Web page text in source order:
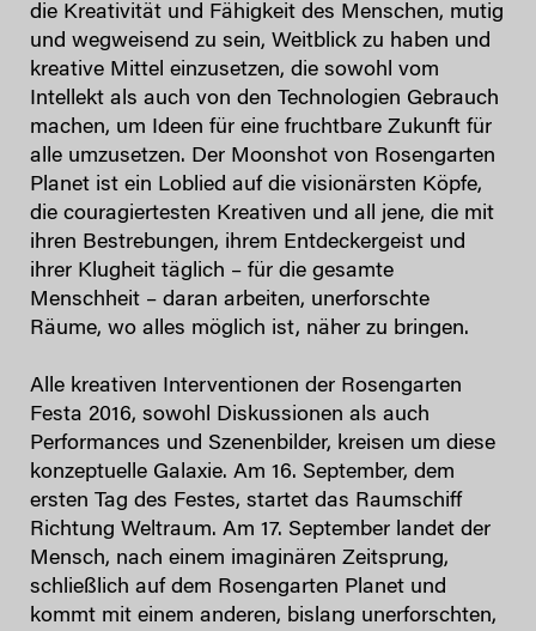
die Kreativität und Fähigkeit des Menschen, mutig
und wegweisend zu sein, Weitblick zu haben und
kreative Mittel einzusetzen, die sowohl vom
Intellekt als auch von den Technologien Gebrauch
machen, um Ideen für eine fruchtbare Zukunft für
alle umzusetzen. Der Moonshot von Rosengarten
Planet ist ein Loblied auf die visionärsten Köpfe,
die couragiertesten Kreativen und all jene, die mit
ihren Bestrebungen, ihrem Entdeckergeist und
ihrer Klugheit täglich – für die gesamte
Menschheit – daran arbeiten, unerforschte
Räume, wo alles möglich ist, näher zu bringen.
Alle kreativen Interventionen der Rosengarten
Festa 2016, sowohl Diskussionen als auch
Performances und Szenenbilder, kreisen um diese
konzeptuelle Galaxie. Am 16. September, dem
ersten Tag des Festes, startet das Raumschiff
Richtung Weltraum. Am 17. September landet der
Mensch, nach einem imaginären Zeitsprung,
schließlich auf dem Rosengarten Planet und
kommt mit einem anderen, bislang unerforschten,